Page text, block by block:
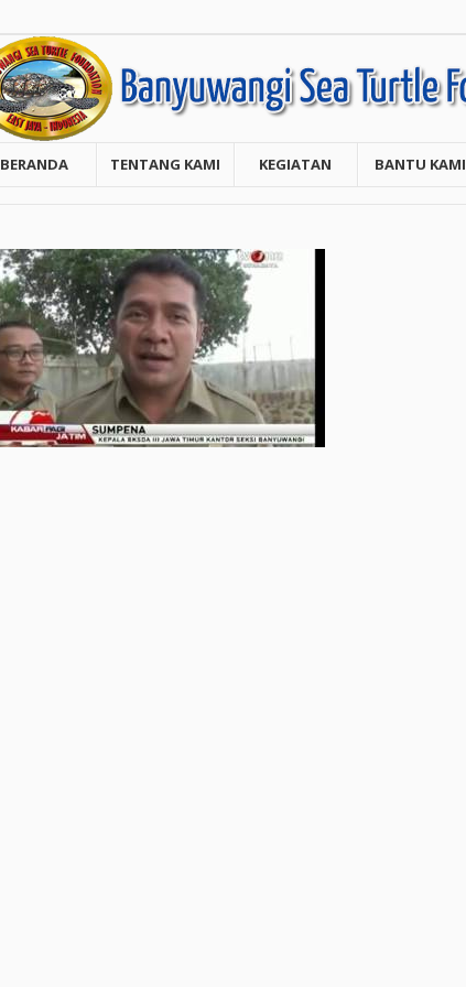
BERANDA TENTANG KAMI KEGIATAN BANTU KAMI